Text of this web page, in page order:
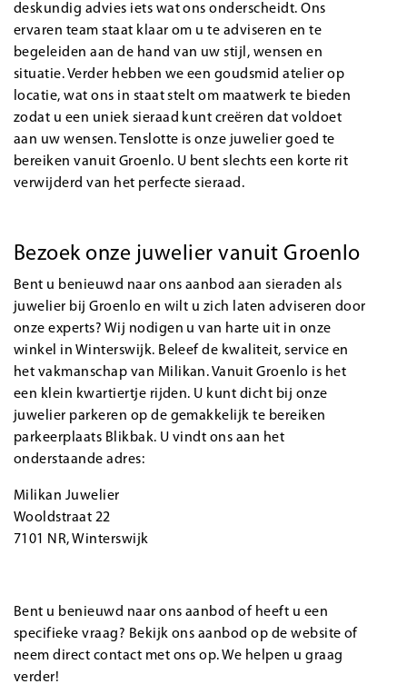
deskundig advies iets wat ons onderscheidt. Ons
ervaren team staat klaar om u te adviseren en te
begeleiden aan de hand van uw stijl, wensen en
situatie. Verder hebben we een goudsmid atelier op
locatie, wat ons in staat stelt om maatwerk te bieden
zodat u een uniek sieraad kunt creëren dat voldoet
aan uw wensen. Tenslotte is onze juwelier goed te
bereiken vanuit Groenlo. U bent slechts een korte rit
verwijderd van het perfecte sieraad.
Bezoek onze juwelier vanuit Groenlo
Bent u benieuwd naar ons aanbod aan sieraden als
juwelier bij Groenlo en wilt u zich laten adviseren door
onze experts? Wij nodigen u van harte uit in onze
winkel in Winterswijk. Beleef de kwaliteit, service en
het vakmanschap van Milikan. Vanuit Groenlo is het
een klein kwartiertje rijden. U kunt dicht bij onze
juwelier parkeren op de gemakkelijk te bereiken
parkeerplaats Blikbak. U vindt ons aan het
onderstaande adres:
Milikan Juwelier
Wooldstraat 22
7101 NR, Winterswijk
Bent u benieuwd naar ons aanbod of heeft u een
specifieke vraag? Bekijk ons aanbod op de website of
neem direct contact met ons op. We helpen u graag
verder!